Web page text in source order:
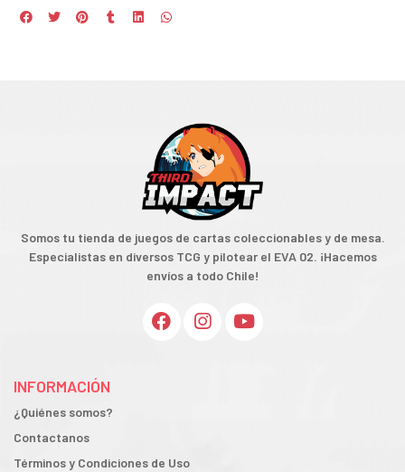
Somos tu tienda de juegos de cartas coleccionables y de mesa.
Especialistas en diversos TCG y pilotear el EVA 02. ¡Hacemos
envíos a todo Chile!
INFORMACIÓN
¿Quiénes somos?
Contactanos
Términos y Condiciones de Uso